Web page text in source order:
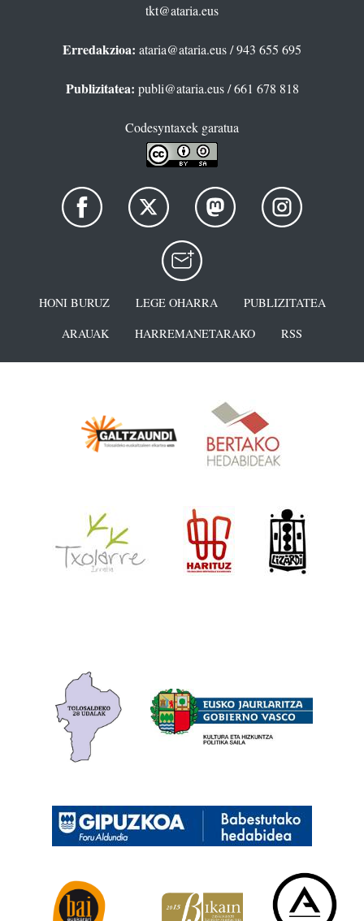
tkt@ataria.eus
Erredakzioa: ataria@ataria.eus/ 943 655 695
Publizitatea: publi@ataria.eus/ 661 678 818
Codesyntaxek garatua
HONI BURUZ LEGE OHARRA
PUBLIZITATEA
ARAUAK
HARREMANETARAKO RSS